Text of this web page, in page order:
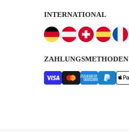
INTERNATIONAL
ZAHLUNGSMETHODEN